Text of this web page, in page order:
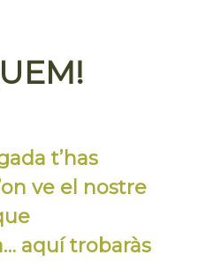
t’has
ve el nostre
aquí trobaràs